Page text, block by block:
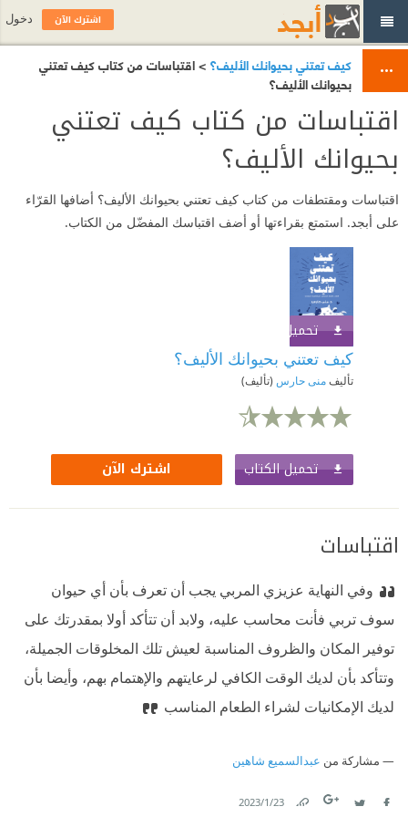
كيف تعتني بحيوانك الأليف؟ > اقتباسات من كتاب كيف تعتني
بحيوانك الأليف؟
اقتباسات من كتاب كيف تعتني
بحيوانك الأليف؟
اقتباسات ومقتطفات من كتاب كيف تعتني بحيوانك الأليف؟ أضافها القرّاء
على أبجد. استمتع بقراءتها أو أضف اقتباسك المفضّل من الكتاب.
تحميل الكتاب
كيف تعتني بحيوانك الأليف؟
تأليفمنى حارس (تأليف)
تحميل الكتاب اشترك الآن
اقتباسات
وفي النهاية عزيزي المربي يجب أن تعرف بأن أي حيوان
سوف تربي فأنت محاسب عليه، ولابد أن تتأكد أولا بمقدرتك على
توفير المكان والظروف المناسبة لعيش تلك المخلوقات الجميلة،
وتتأكد بأن لديك الوقت الكافي لرعايتهم والإهتمام بهم، وأيضا بأن
لديك الإمكانيات لشراء الطعام المناسب
مشاركة من عبدالسميع شاهين
23‏/1‏/2023
اشترك الآن دخول